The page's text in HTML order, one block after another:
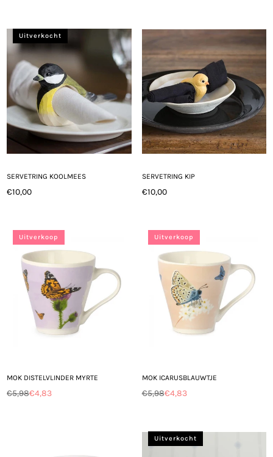
Uitverkocht
SERVETRING KOOLMEES
Normale
€10,00
SERVETRING KIP
Normale
€10,00
Uitverkoop
MOK DISTELVLINDER MYRTE
Normale
€5,98€4,83
Uitverkoop
MOK ICARUSBLAUWTJE
Normale
€5,98€4,83
Uitverkocht